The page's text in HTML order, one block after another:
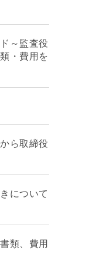
～監査役
・費用を
ら取締役
について
類、費用